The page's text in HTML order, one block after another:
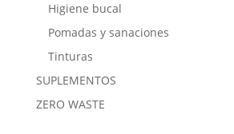
Higiene bucal
Pomadas y sanaciones
Tinturas
SUPLEMENTOS
ZERO WASTE